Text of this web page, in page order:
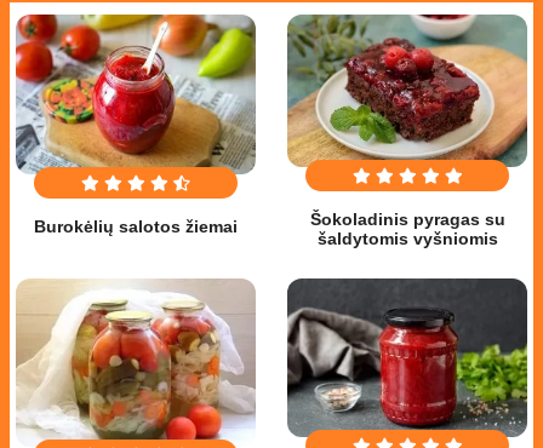
Burokėlių salotos žiemai
Šokoladinis pyragas su
šaldytomis vyšniomis